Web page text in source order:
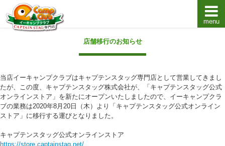
キャプテンスタッグキャンプ用品通販店【eキャンプ
menu
店舗移行のお知らせ
当店イーキャンプクラブはキャプテンスタッグ専門店として営業してきまし
たが、この度、キャプテンスタッグ株式会社が、「キャプテンスタッグ公式
オンラインストア」を新たにオープンいたしましたので、イーキャンプクラ
ブの業務は2020年8月20日（木）より「キャプテンスタッグ公式オンライン
ストア」に移行する運びとなりました。
キャプテンスタッグ公式オンラインストア
https://store.captainstag.net/